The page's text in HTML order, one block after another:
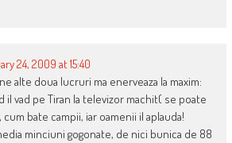
24, 2009 at 15:40
alte doua lucruri ma enerveaza la maxim:
il vad pe Tiran la televizor machit( se poate
bate campii, iar oamenii il aplauda!
minciuni gogonate, de nici bunica de 88